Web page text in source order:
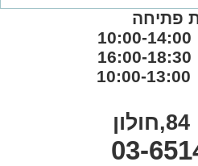
פתיחה
03-